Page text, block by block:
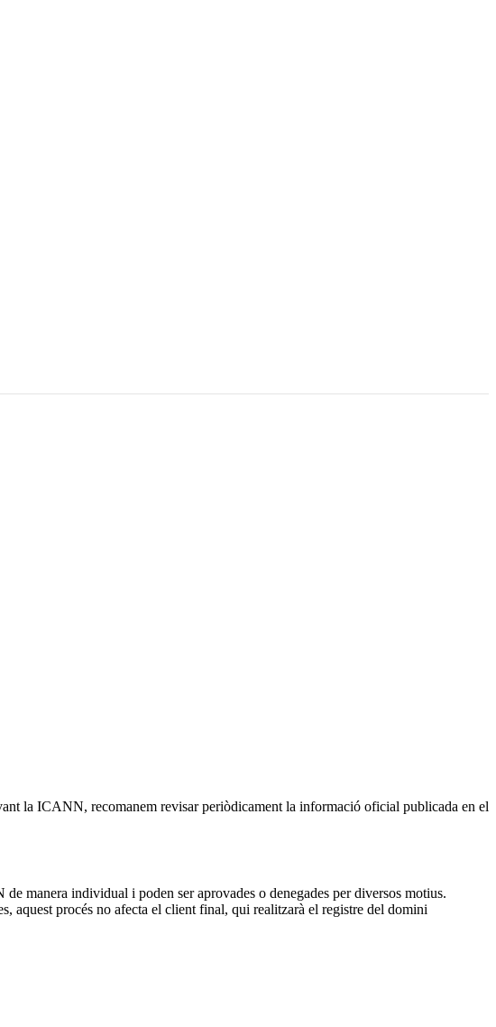
la ICANN, recomanem revisar periòdicament la informació oficial publicada en el
manera individual i poden ser aprovades o denegades per diversos motius.
aquest procés no afecta el client final, qui realitzarà el registre del domini